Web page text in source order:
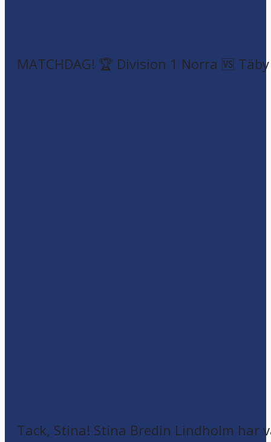
MATCHDAG! 🏆 Division 1 Norra 🆚
Tack, Stina! Stina Bredin Lindholm har